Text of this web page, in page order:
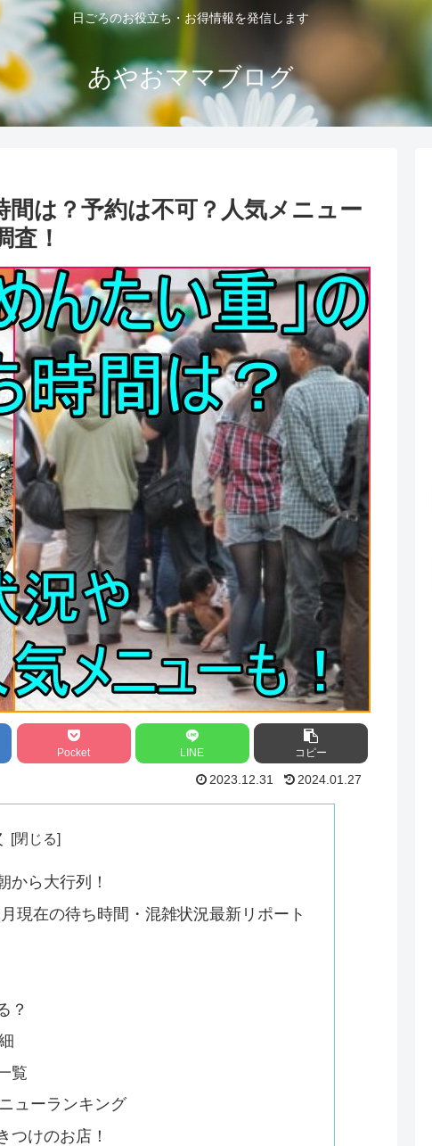
日ごろのお役立ち・お得情報を発信します
あやおママブログ
間は？予約は不可？人気メニュー
！
Pocket LINE コピー
2023.12.31 2024.01.27
から大行列！
現在の待ち時間・混雑状況最新リポート
？
覧
ューランキング
つけのお店！